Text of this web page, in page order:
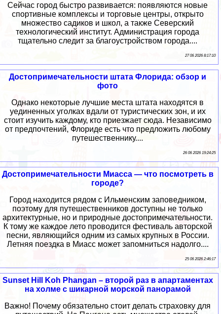
Сейчас город быстро развивается: появляются новые
спортивные комплексы и торговые центры, открыто
множество садиков и школ, а также Северский
технологический институт. Администрация города
тщательно следит за благоустройством города....
27 06 2026 8:17:10
Достопримечательности штата Флорида: обзор и
фото
Однако некоторые лучшие места штата находятся в
уединенных уголках вдали от туристических зон, и их
стоит изучить каждому, кто приезжает сюда. Независимо
от предпочтений, Флориде есть что предложить любому
путешественнику....
26 06 2026 19:24:25
Достопримечательности Миасса — что посмотреть в
городе?
Город находится рядом с Ильменским заповедником,
поэтому для путешественников доступны не только
архитектурные, но и природные достопримечательности.
К тому же каждое лето проводится фестиваль авторской
песни, являющийся одним из самых крупных в России.
Летняя поездка в Миасс может запомниться надолго....
25 06 2026 2:46:17
Sunset Hill Koh Phangan – второй раз в апартаментах
на холме с шикарной морской панорамой
Важно! Почему обязательно стоит делать страховку для